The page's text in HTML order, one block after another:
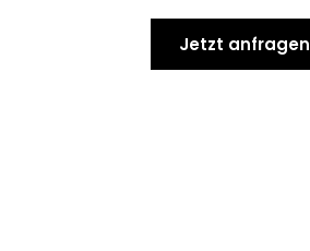
Jetzt anfragen